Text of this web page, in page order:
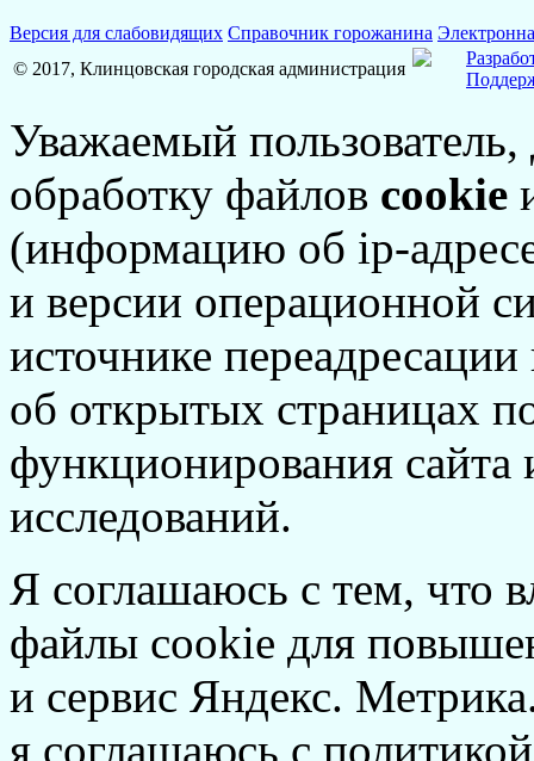
Версия для слабовидящих Справочник горожанина
© 2017, Клинцовская городская администрация
Уважаемый
обработку файлов cookie
(информацию об ip-
и версии операционной
источнике переадресации
об открытых страницах
функционирования сайта
исследований.
Я соглашаюсь с тем, что
файлы cookie для
и сервис Яндекс.
я соглашаюсь с